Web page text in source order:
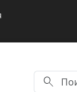
search